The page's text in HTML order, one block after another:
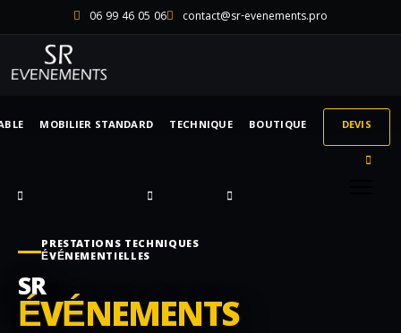
06 99 46 05 06 contact@sr-evenements.pro
MOBILIER STANDARD TECHNIQUE BOUTIQUE DEVIS
PRESTATIONS TECHNIQUES
ÉVÉNEMENTIELLES
SR
ÉVÉNEMENTS